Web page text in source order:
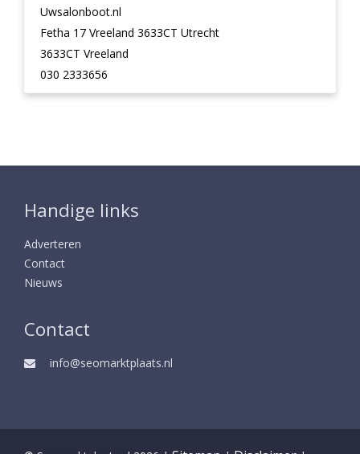
Uwsalonboot.nl
Fetha 17 Vreeland 3633CT Utrecht
3633CT Vreeland
030 2333656
Handige links
Adverteren
Contact
Nieuws
Contact
info@seomarktplaats.nl